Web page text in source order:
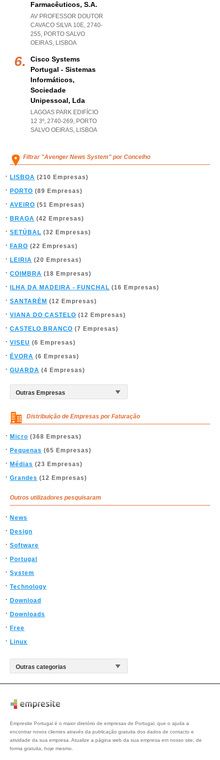
Farmacêuticos, S.a.
AV PROFESSOR DOUTOR
CAVACO SILVA 10E, 2740-
255, PORTO SALVO
OEIRAS, LISBOA
Cisco Systems
Portugal - Sistemas
Informáticos,
Sociedade
Unipessoal, Lda
LAGOAS PARK EDIFÍCIO
12 3º, 2740-269, PORTO
SALVO OEIRAS, LISBOA
Filtrar "Avenger News System" por Concelho
LISBOA (210 Empresas)
PORTO (89 Empresas)
AVEIRO (51 Empresas)
BRAGA (42 Empresas)
SETÚBAL (32 Empresas)
FARO (22 Empresas)
LEIRIA (20 Empresas)
COIMBRA (18 Empresas)
ILHA DA MADEIRA - FUNCHAL (16 Empresas)
SANTARÉM (12 Empresas)
VIANA DO CASTELO (12 Empresas)
CASTELO BRANCO (7 Empresas)
VISEU (6 Empresas)
ÉVORA (6 Empresas)
GUARDA (4 Empresas)
Distribuição de Empresas por Faturação
Micro (368 Empresas)
Pequenas (65 Empresas)
Médias (23 Empresas)
Grandes (12 Empresas)
Outros utilizadores pesquisaram
News
Design
Software
Portugal
System
Technology
Download
Downloads
Free
Linux
Empresite Portugal é o maior diretório de empresas de Portugal, que o ajuda a
encontrar novos clientes através da publicação gratuita dos dados de contacto e
atividade da sua empresa. Atualize a página web da sua empresa em nosso site, de
forma gratuita, hoje mesmo.